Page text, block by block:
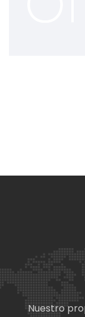
Nuestro